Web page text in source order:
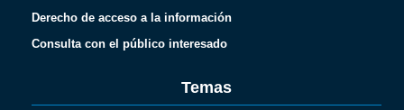
Derecho de acceso a la información
Consulta con el público interesado
Temas